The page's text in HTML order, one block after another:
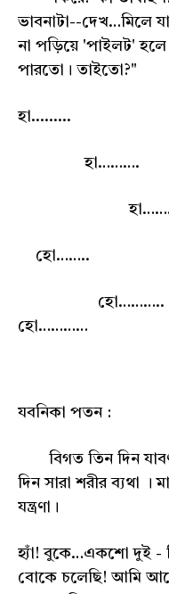
ভাবনাটা--দেখ…মিলে
না পড়িয়ে 'পাইলট'
পারতো। তাইতো?"
হা.........
হা……….
হো……..
হো…………
যবনিকা পতন :
বিগত তিন দিন যাবৎ
দিন সারা শরীর ব্যথা ।
যন্ত্রণা।
হ্যাঁ! বুকে…একশো দুই -
বোকে চলেছি! আমি